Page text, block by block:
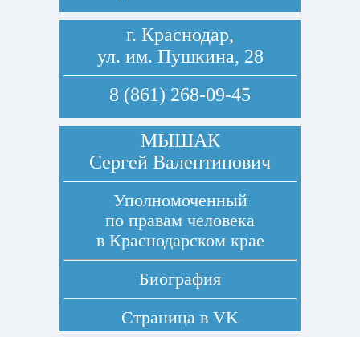
г. Краснодар,
ул. им. Пушкина, 28
8 (861) 268-09-45
МЫШАК
Сергей Валентинович
Уполномоченный
по правам человека
в Краснодарском крае
Биография
Страница в VK